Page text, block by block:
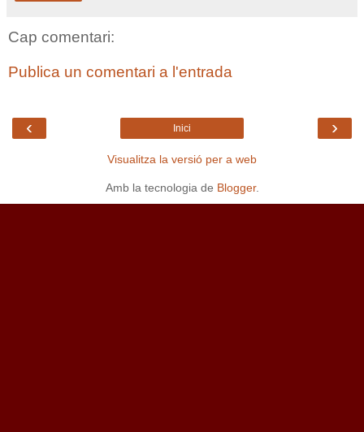
Cap comentari:
Publica un comentari a l'entrada
‹ ›
Inici
Visualitza la versió per a web
Amb la tecnologia de Blogger.